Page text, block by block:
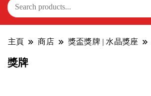
主頁 商店 獎盃獎牌 | 水晶獎座
獎牌